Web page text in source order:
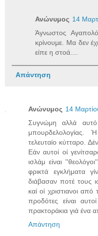
Ανώνυμος 14
Άγνωστος
κρίνουμε. Μα δεν
είπε η στοά....
Απάντηση
Ανώνυμος 14
Συγνώμη αλλά αυτό
μπουρδελολογίας.
τελευταίο κύτταρο.
Εάν αυτοί οί
ισλάμ είναι
φρικτά εγκλήματα
διάβασαν ποτέ τους
καί οί χριστιανοι
προδότες είναι
πρακτοράκια γιά ένα
Απάντηση